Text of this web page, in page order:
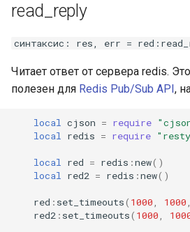
read_reply
синтаксис: res, err =
Читает ответ от сервера redis.
полезен для Redis Pub/Sub API,
local cjson = require
local
redis = require
local red = redis :new()
local
red2 = redis :new()
red : set_timeouts( 1000 1000
red2 : set_timeouts( 1000